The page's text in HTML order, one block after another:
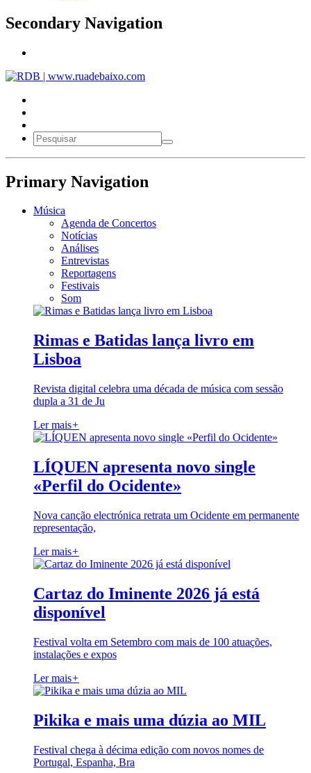
Secondary Navigation
Primary Navigation
Música
Agenda de Concertos
Notícias
Análises
Entrevistas
Reportagens
Festivais
Som
Rimas e Batidas lança livro em
Lisboa
Revista digital celebra uma década de música com sessão
dupla a 31 de Ju
Ler mais+
LÍQUEN apresenta novo single
«Perfil do Ocidente»
Nova canção electrónica retrata um Ocidente em permanente
representação,
Ler mais+
Cartaz do Iminente 2026 já está
disponível
Festival volta em Setembro com mais de 100 atuações,
instalações e expos
Ler mais+
Pikika e mais uma dúzia ao MIL
Festival chega à décima edição com novos nomes de
Portugal, Espanha, Bra